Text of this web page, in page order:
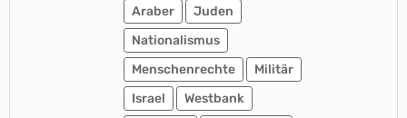
Araber
Juden
Nationalismus
Menschenrechte
Militär
Israel
Westbank